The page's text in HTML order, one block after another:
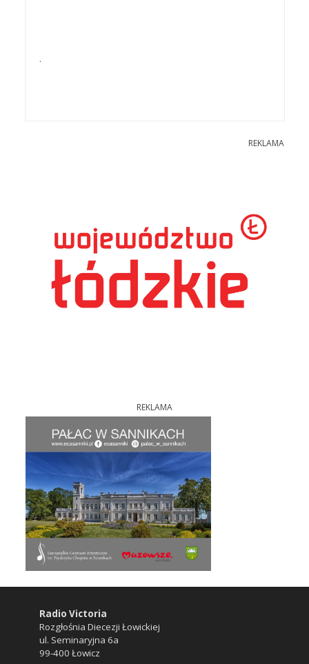
.
REKLAMA
REKLAMA
Radio Victoria
Rozgłośnia Diecezji Łowickiej
ul. Seminaryjna 6a
99-400 Łowicz